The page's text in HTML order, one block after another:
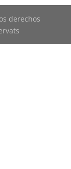
derechos